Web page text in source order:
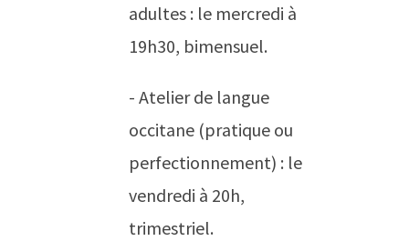
adultes : le mercredi à
19h30, bimensuel.
- Atelier de langue
occitane (pratique ou
perfectionnement) : le
vendredi à 20h,
trimestriel.